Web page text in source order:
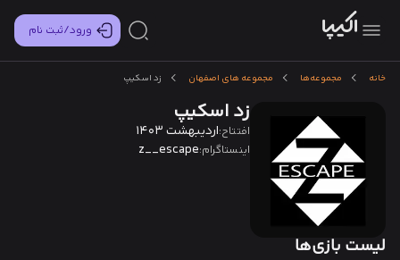
ورود/ثبت نام
خانه مجموعه‌ها مجموعه های اصفهان زد اسکیپ
زد اسکیپ
افتتاح:اردیبهشت 1403
اینستاگرام:z__escape
لیست بازی‌ها